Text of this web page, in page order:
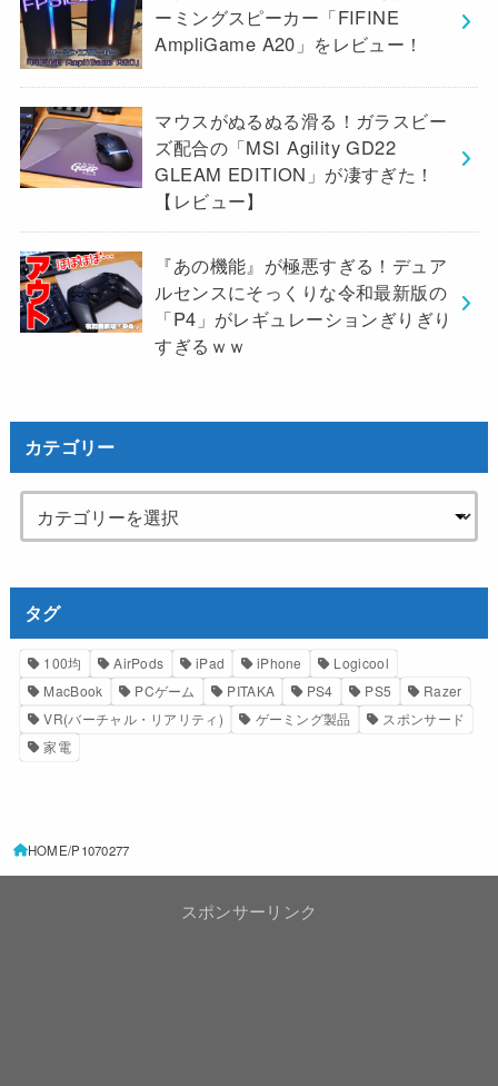
ーミングスピーカー「FIFINE
AmpliGame A20」をレビュー！
マウスがぬるぬる滑る！ガラスビー
ズ配合の「MSI Agility GD22
GLEAM EDITION」が凄すぎた！
【レビュー】
『あの機能』が極悪すぎる！デュア
ルセンスにそっくりな令和最新版の
「P4」がレギュレーションぎりぎり
すぎるｗｗ
カテゴリー
タグ
100均 AirPods iPad iPhone
Logicool
MacBook
PCゲーム PITAKA PS4 PS5
Razer
VR(バーチャル・リアリティ)
ゲーミング製品
スポンサード
家電
HOME P1070277
スポンサーリンク